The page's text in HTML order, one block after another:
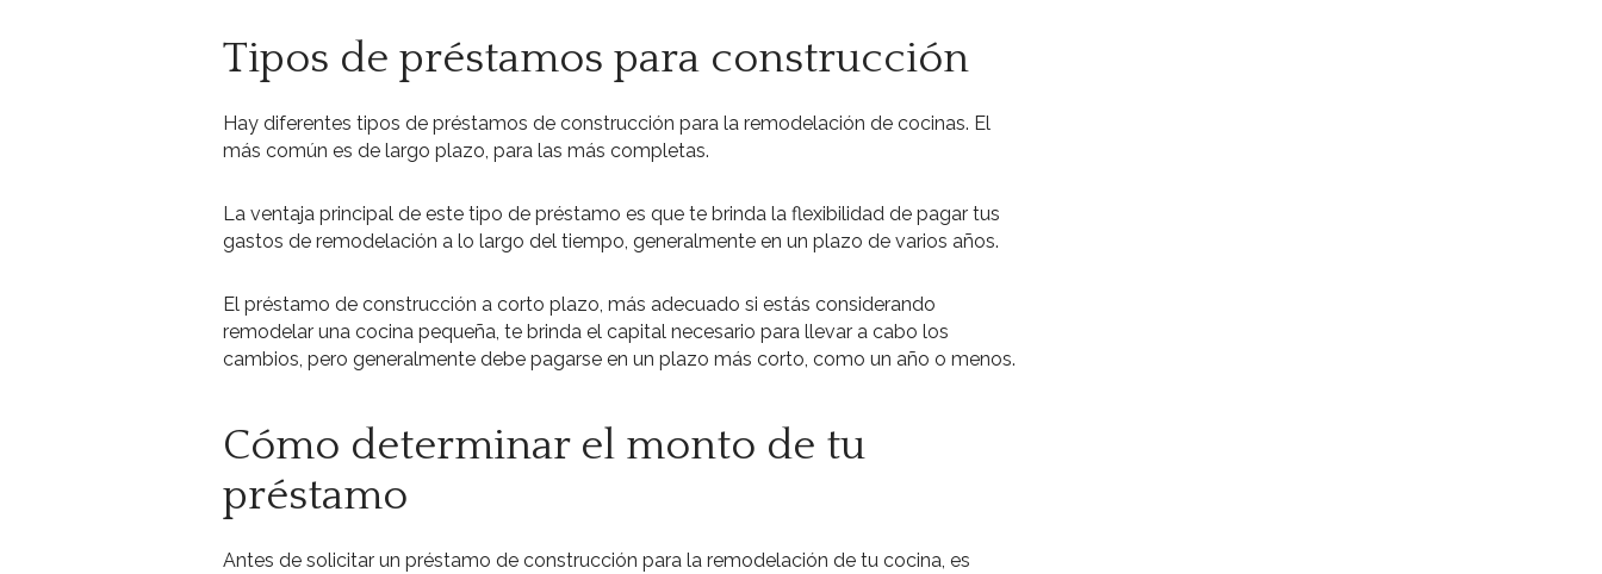
Tipos de préstamos para construcción
Hay diferentes tipos de préstamos de construcción para la remodelación de cocinas. El
más común es de largo plazo, para las más completas.
La ventaja principal de este tipo de préstamo es que te brinda la flexibilidad de pagar tus
gastos de remodelación a lo largo del tiempo, generalmente en un plazo de varios años.
El préstamo de construcción a corto plazo, más adecuado si estás considerando
remodelar una cocina pequeña, te brinda el capital necesario para llevar a cabo los
cambios, pero generalmente debe pagarse en un plazo más corto, como un año o menos.
Cómo determinar el monto de tu
préstamo
Antes de solicitar un préstamo de construcción para la remodelación de tu cocina, es